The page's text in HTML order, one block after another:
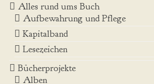
Alles rund ums Buch
Aufbewahrung und Pflege
Kapitalband
Lesezeichen
Bücherprojekte
Alben